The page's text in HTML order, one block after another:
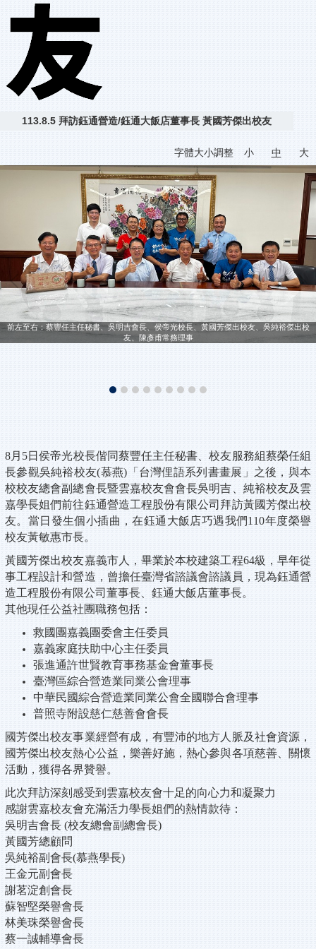
113.8.5 拜訪鈺通營造/鈺通大飯店董事長 黃國芳傑出校友
字體大小調整 小 中 大
前左至右：蔡豐任主任秘書、吳明吉會長、侯帝光校長、黃國芳傑出校友、吳純裕傑出校
友、陳彥甫常務理事
8月5日侯帝光校長偕同蔡豐任主任秘書、校友服務組蔡榮任組
長參觀吳純裕校友(慕燕)「台灣俚語系列書畫展」之後，與本
校校友總會副總會長暨雲嘉校友會會長吳明吉、純裕校友及雲
嘉學長姐們前往鈺通營造工程股份有限公司拜訪黃國芳傑出校
友。當日發生個小插曲，在鈺通大飯店巧遇我們110年度榮譽
校友黃敏惠市長。
黃國芳傑出校友嘉義市人，畢業於本校建築工程64級，早年從
事工程設計和營造，曾擔任臺灣省諮議會諮議員，現為鈺通營
造工程股份有限公司董事長、鈺通大飯店董事長。
其他現任公益社團職務包括：
救國團嘉義團委會主任委員
嘉義家庭扶助中心主任委員
張進通許世賢教育事務基金會董事長
臺灣區綜合營造業同業公會理事
中華民國綜合營造業同業公會全國聯合會理事
普照寺附設慈仁慈善會會長
國芳傑出校友事業經營有成，有豐沛的地方人脈及社會資源，
國芳傑出校友熱心公益，樂善好施，熱心參與各項慈善、關懷
活動，獲得各界贊譽。
此次拜訪深刻感受到雲嘉校友會十足的向心力和凝聚力
感謝雲嘉校友會充滿活力學長姐們的熱情款待：
吳明吉會長 (校友總會副總會長)
黃國芳總顧問
吳純裕副會長(慕燕學長)
王金元副會長
謝茗淀創會長
蘇智堅榮譽會長
林美珠榮譽會長
蔡一誠輔導會長